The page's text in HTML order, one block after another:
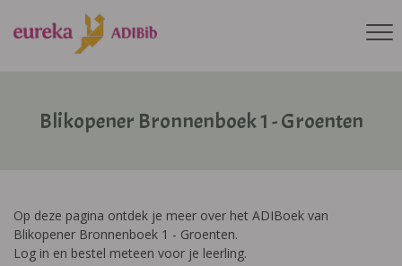
Blikopener Bronnenboek 1 - Groenten
Op deze pagina ontdek je meer over het ADIBoek van
Blikopener Bronnenboek 1 - Groenten.
Log in en bestel meteen voor je leerling.